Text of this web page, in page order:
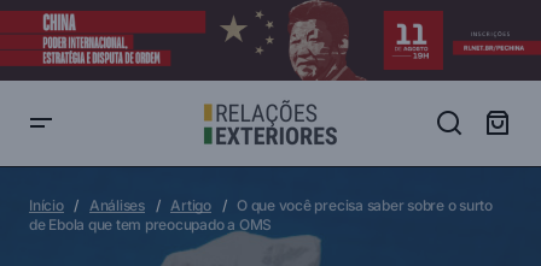
preocupado a OMS
Início Análises Artigo
O que você precisa saber sobre o surto
de Ebola que tem preocupado a OMS